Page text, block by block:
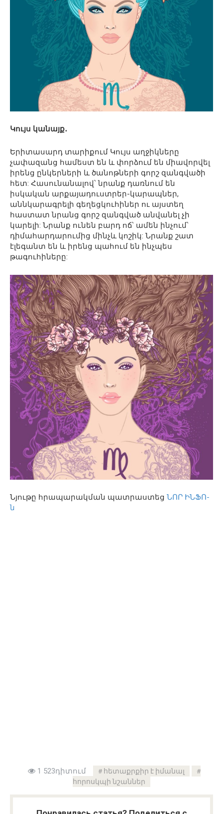
Կույս կանայք․
Երիտասարդ տարիքում Կույս աղջիկները
չափազանց համեստ են և փորձում են միավորվել
իրենց ընկերների և ծանոթների գորշ զանգվածի
հետ: Հասունանալով՝ նրանք դառնում են
իսկական արքայադուստրեր-կարապներ,
աննկարագրելի գեղեցկուհիներ ու այստեղ
հաստատ նրանց գորշ զանգված անվանել չի
կարելի: Նրանք ունեն բարդ ոճ՝ ամեն ինչում՝
դիմահարդարումից մինչև կոշիկ: Նրանք շատ
էլեգանտ են և իրենց պահում են ինչպես
թագուհիները:
Նյութը հրապարակման պատրաստեց ՆՈՐ ԻՆՖՈ-
ն
1 523դիտում
հետաքրքիր է իմանալ
հորոսկպի նշաններ